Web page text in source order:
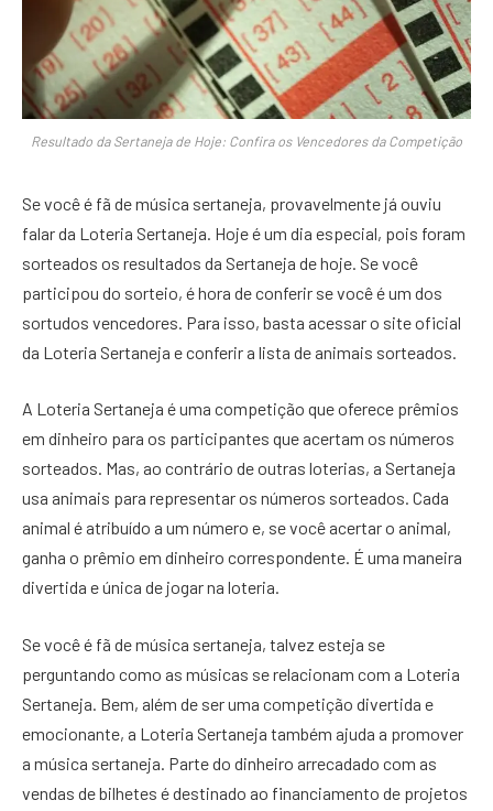
Resultado da Sertaneja de Hoje: Confira os Vencedores da Competição
Se você é fã de música sertaneja, provavelmente já ouviu
falar da Loteria Sertaneja. Hoje é um dia especial, pois foram
sorteados os resultados da Sertaneja de hoje. Se você
participou do sorteio, é hora de conferir se você é um dos
sortudos vencedores. Para isso, basta acessar o site oficial
da Loteria Sertaneja e conferir a lista de animais sorteados.
A Loteria Sertaneja é uma competição que oferece prêmios
em dinheiro para os participantes que acertam os números
sorteados. Mas, ao contrário de outras loterias, a Sertaneja
usa animais para representar os números sorteados. Cada
animal é atribuído a um número e, se você acertar o animal,
ganha o prêmio em dinheiro correspondente. É uma maneira
divertida e única de jogar na loteria.
Se você é fã de música sertaneja, talvez esteja se
perguntando como as músicas se relacionam com a Loteria
Sertaneja. Bem, além de ser uma competição divertida e
emocionante, a Loteria Sertaneja também ajuda a promover
a música sertaneja. Parte do dinheiro arrecadado com as
vendas de bilhetes é destinado ao financiamento de projetos